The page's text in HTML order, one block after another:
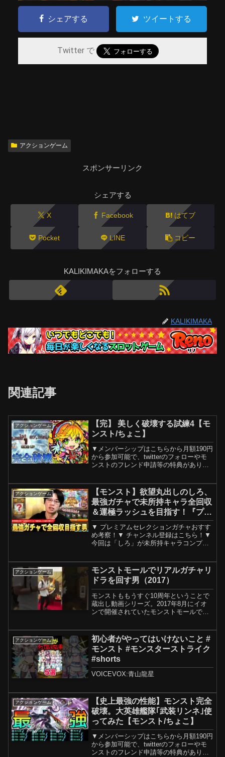
シェアする ツイートする
Twitter で
アクションゲーム
スポンサーリンク
シェアする
X Facebook はてブ
Pocket LINE コピー
KALIKIMAKAをフォローする
KALIKIMAKA
関連記事
アクションゲーム
【完】 美しく破壊する試練4【モ
ンスト/ちょこ】
▼メンバーシップはこちらから月額190円
から参加可能で、twitterのフォローやモ
ンストのフレンド申請等の特典がありま
ンバーシップ欄に飛んでください少し下
に...
アクションゲーム
【モンスト】欲望丸出しのしろ、
最強ガチャで未所持キャラ全回収
＆運極ラッシュを目指す！『プレ
ミアムセレクションガチャ』100
連分すべて引き散らかした結
果！！【しろ】
▼ プレミアムセレクションガチャおすす
め考察！▼ チャンネル登録はこちら！▼
今回は「しろ」が未所持キャラコンプ＆
−−−−−−−−−−−−−−−−−−−−−−−▼...
アクションゲーム
モンストモールでリアルガチャリ
ドラを回す男（2017）
モンストももうすぐ10周年ということで
蔵出し動画シリーズ。2017年8月にイオ
ンで開催されていたモンストモールでリ
ーーーーーーーーーーーーーーーーーー
ーーーーーーーーー...
アクションゲーム
初心者がやってはいけないこと #
モンスト #モンスターストライク
#shorts
VOICEVOX:青山龍星
アクションゲーム
【史上最強の性能】モンスト完全
破壊。大英雄艦隊｢武装リンネ｣使
ってみた【モンスト/ちょこ】
▼メンバーシップはこちらから月額190円
から参加可能で、twitterのフォローやモ
ンストのフレンド申請等の特典がありま